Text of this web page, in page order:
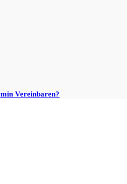
Vereinbaren?